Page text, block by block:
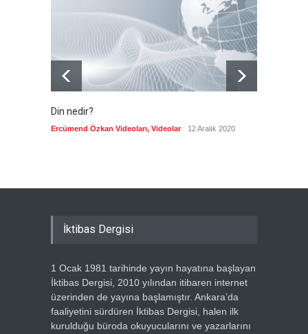
Güncel 8 Ağustos 2026
Din nedir?
Ercümend Özkan Videoları, Videolar 12 Aralık 2020
İktibas Dergisi
1 Ocak 1981 tarihinde yayın hayatına başlayan
İktibas Dergisi, 2010 yılından itibaren internet
üzerinden de yayına başlamıştır. Ankara’da
faaliyetini sürdüren İktibas Dergisi, halen ilk
kurulduğu büroda okuyucularını ve yazarlarını